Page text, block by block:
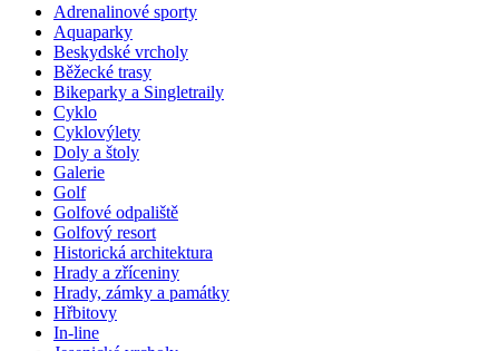
Adrenalinové sporty
Aquaparky
Beskydské vrcholy
Běžecké trasy
Bikeparky a Singletraily
Cyklo
Cyklovýlety
Doly a štoly
Galerie
Golf
Golfové odpaliště
Golfový resort
Historická architektura
Hrady a zříceniny
Hrady, zámky a památky
Hřbitovy
In-line